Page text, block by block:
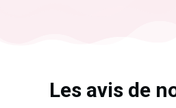
Les avis de